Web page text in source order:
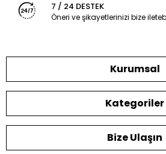
7 / 24 DESTEK
Öneri ve şikayetlerinizi bize
Kurumsal
Kategoriler
Bize Ulaşın